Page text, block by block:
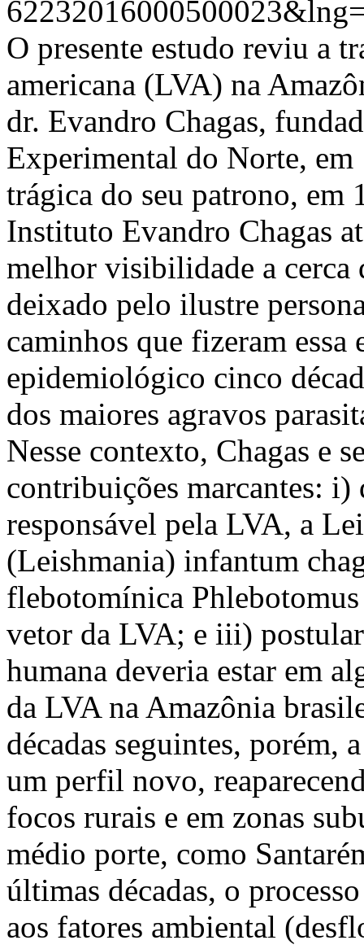
O presente estudo reviu a
americana (LVA) na
dr. Evandro Chagas,
Experimental do Norte,
trágica do seu patrono, em
Instituto Evandro Chagas
melhor visibilidade a
deixado pelo ilustre
caminhos que fizeram
epidemiológico cinco
dos maiores agravos
Nesse contexto, Chagas e
contribuições marcantes: i)
responsável pela LVA, a
(Leishmania) infantum
flebotomínica
vetor da LVA; e iii)
humana deveria estar em
da LVA na Amazônia
décadas seguintes, porém,
um perfil novo,
focos rurais e em zonas
médio porte, como
últimas décadas, o
aos fatores ambiental